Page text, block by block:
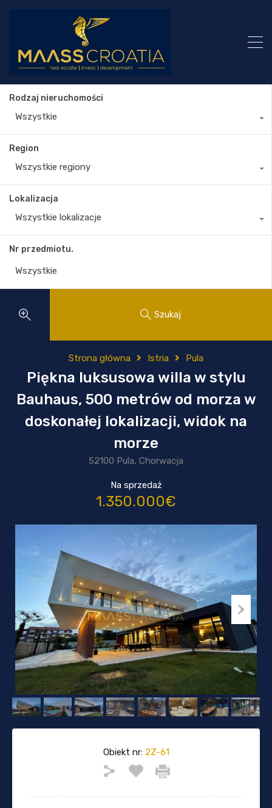
Rodzaj nieruchomości
Wszystkie
Region
Wszystkie regiony
Lokalizacja
Wszystkie lokalizacje
Nr przedmiotu.
Szukaj
Strona główna Istria Pula
Piękna luksusowa willa w stylu
Bauhaus, 500 metrów od morza w
doskonałej lokalizacji, widok na
morze
52100 Pula, Chorwacja
Na sprzedaż
1.350.000€
Obiekt nr:2Z-61